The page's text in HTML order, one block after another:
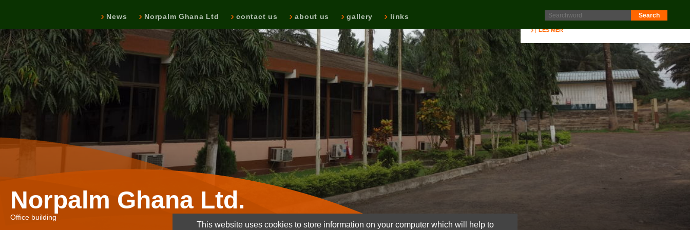
News Norpalm Ghana Ltd contact us about us gallery links
Intranett. Logg in. Minutes from AGM 2025 is now available
on the Intranet. Please log in.
LES MER
Norpalm Ghana Ltd.
Office building
This website uses cookies to store information on your computer which will help to